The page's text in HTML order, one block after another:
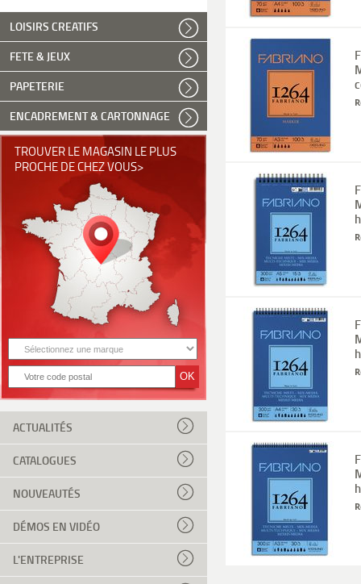
LOISIRS CREATIFS
FETE & JEUX
PAPETERIE
ENCADREMENT & CARTONNAGE
TROUVER LE MAGASIN LE PLUS
PROCHE DE CHEZ VOUS>
ACTUALITÉS
CATALOGUES
NOUVEAUTÉS
DÉMOS EN VIDÉO
L'ENTREPRISE